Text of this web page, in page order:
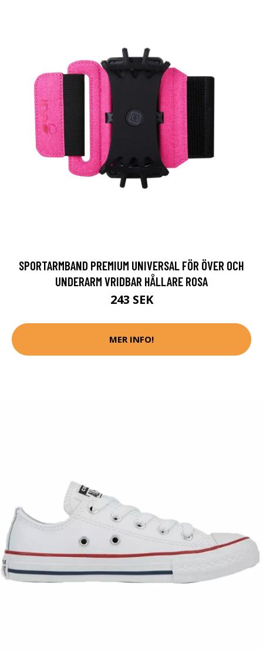
SPORTARMBAND PREMIUM UNIVERSAL FÖR ÖVER OCH
UNDERARM VRIDBAR HÅLLARE ROSA
243 SEK
MER INFO!